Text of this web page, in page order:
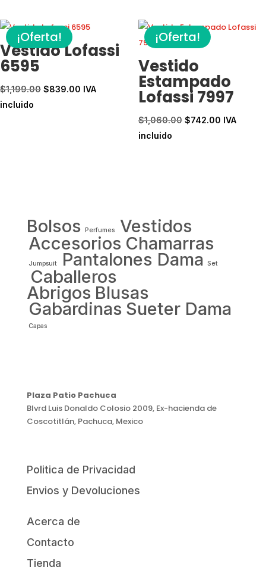
$1,099.00.$769.00.
¡Oferta!
Vestido Lofassi
6595
$1,199.00 El
$839.00 El
IVA
incluido
¡Oferta!
Vestido
Estampado
Lofassi 7997
$1,060.00 El
$742.00ElIVA
incluido
Bolsos Perfumes
Vestidos
Accesorios Chamarras
Jumpsuit Pantalones Dama Set
Caballeros
Abrigos Blusas
Gabardinas Sueter Dama
Capas
Plaza Patio Pachuca
Blvrd Luis Donaldo Colosio 2009, Ex-hacienda de
Coscotitlán, Pachuca, Mexico
Politica de Privacidad
Envios y Devoluciones
Acerca de
Contacto
Tienda